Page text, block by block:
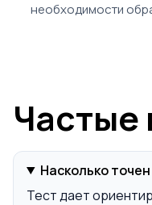
необходимости
Частые
Насколько
Тест дает